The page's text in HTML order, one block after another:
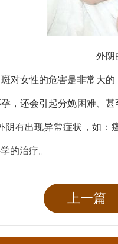
外阴
对女性的危害是非常大
，还会引起分娩困难、
阴有出现异常症状，如
的治疗。
上一篇